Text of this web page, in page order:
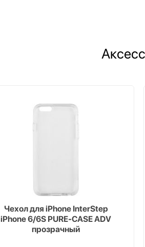
Чехол для iPhone InterStep
iPhone 6/6S PURE-CASE ADV
прозрачный